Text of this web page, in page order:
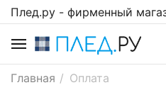
Плед.ру - фирменный
Главная / Оплата